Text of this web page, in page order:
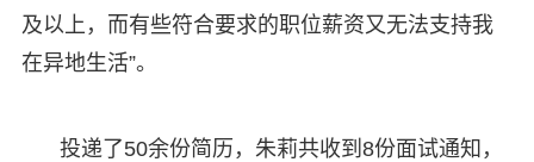
及以上，而有些符合要求的职位薪资又无法支持我
在异地生活”。
投递了50余份简历，朱莉共收到8份面试通知，